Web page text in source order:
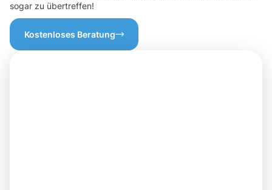
sogar zu übertreffen!
Kostenloses Beratung